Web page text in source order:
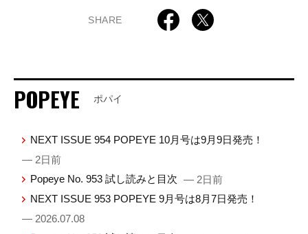
SHARE
POPEYE ポパイ
NEXT ISSUE 954 POPEYE 10月号は9月9日発売！
— 2日前
Popeye No. 953 試し読みと目次 — 2日前
NEXT ISSUE 953 POPEYE 9月号は8月7日発売！
— 2026.07.08